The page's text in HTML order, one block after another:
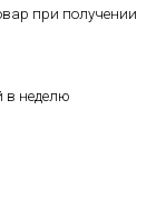
при получении
в неделю